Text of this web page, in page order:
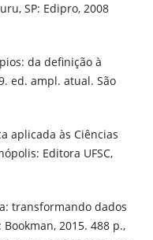
SP: Edipro, 2008
da definição à
ed. ampl. atual. São
aplicada às Ciências
Editora UFSC,
transformando dados
2015. 488 p.,